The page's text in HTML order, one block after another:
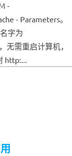
-
- Parameters。
字为
无需重启计算机，
http:...